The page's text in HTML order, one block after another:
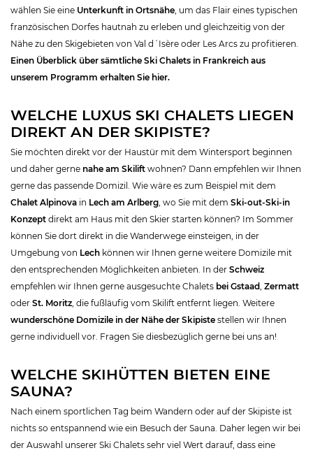
wählen Sie eine Unterkunft in Ortsnähe , um das Flair eines typischen
französischen Dorfes hautnah zu erleben und gleichzeitig von der
Nähe zu den Skigebieten von Val d´Isère oder Les Arcs zu profitieren.
Einen Überblick über sämtliche Ski Chalets in Frankreich aus
unserem Programm erhalten Sie hier.
WELCHE LUXUS SKI CHALETS LIEGEN
DIREKT AN DER SKIPISTE?
Sie möchten direkt vor der Haustür mit dem Wintersport beginnen
und daher gerne nahe am Skilift wohnen? Dann empfehlen wir Ihnen
gerne das passende Domizil. Wie wäre es zum Beispiel mit dem
Chalet Alpinova in Lech am Arlberg , wo Sie mit dem Ski-out-Ski-in
Konzept direkt am Haus mit den Skier starten können? Im Sommer
können Sie dort direkt in die Wanderwege einsteigen, in der
Umgebung von Lech können wir Ihnen gerne weitere Domizile mit
den entsprechenden Möglichkeiten anbieten. In der Schweiz
empfehlen wir Ihnen gerne ausgesuchte Chalets bei Gstaad Zermatt
oder St. Moritz , die fußläufig vom Skilift entfernt liegen. Weitere
wunderschöne Domizile in der Nähe der Skipiste stellen wir Ihnen
gerne individuell vor. Fragen Sie diesbezüglich gerne bei uns an!
WELCHE SKIHÜTTEN BIETEN EINE
SAUNA?
Nach einem sportlichen Tag beim Wandern oder auf der Skipiste ist
nichts so entspannend wie ein Besuch der Sauna. Daher legen wir bei
der Auswahl unserer Ski Chalets sehr viel Wert darauf, dass eine